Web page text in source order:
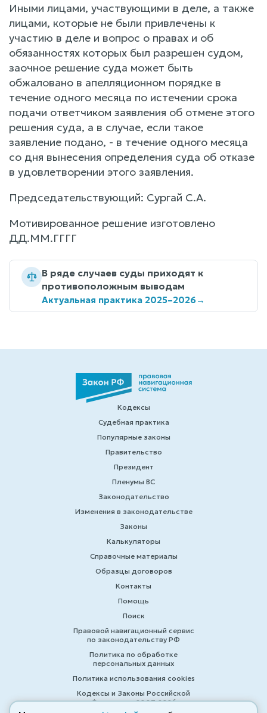
Иными лицами, участвующими в деле, а также
лицами, которые не были привлечены к
участию в деле и вопрос о правах и об
обязанностях которых был разрешен судом,
заочное решение суда может быть
обжаловано в апелляционном порядке в
течение одного месяца по истечении срока
подачи ответчиком заявления об отмене этого
решения суда, а в случае, если такое
заявление подано, - в течение одного месяца
со дня вынесения определения суда об отказе
в удовлетворении этого заявления.
Председательствующий: Сургай С.А.
Мотивированное решение изготовлено
ДД.ММ.ГГГГ
В ряде случаев суды приходят к
противоположным выводам
Актуальная практика 2025–2026→
Кодексы
Судебная практика
Популярные законы
Правительство
Президент
Пленумы ВС
Законодательство
Изменения в законодательстве
Законы
Калькуляторы
Справочные материалы
Образцы договоров
Контакты
Помощь
Поиск
Правовой навигационный сервис
по законодательству РФ
Политика по обработке
персональных данных
Политика использования cookies
Кодексы и Законы Российской
Федерации 2007-2026